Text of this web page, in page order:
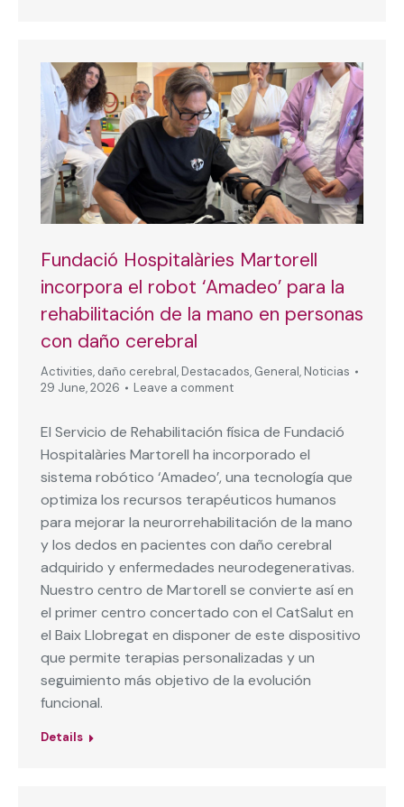
Fundació Hospitalàries Martorell
incorpora el robot ‘Amadeo’ para la
rehabilitación de la mano en personas
con daño cerebral
Activities, daño cerebral, Destacados, General, Noticias
29 June, 2026
Leave a comment
El Servicio de Rehabilitación física de Fundació
Hospitalàries Martorell ha incorporado el
sistema robótico ‘Amadeo’, una tecnología que
optimiza los recursos terapéuticos humanos
para mejorar la neurorrehabilitación de la mano
y los dedos en pacientes con daño cerebral
adquirido y enfermedades neurodegenerativas.
Nuestro centro de Martorell se convierte así en
el primer centro concertado con el CatSalut en
el Baix Llobregat en disponer de este dispositivo
que permite terapias personalizadas y un
seguimiento más objetivo de la evolución
funcional.
Details